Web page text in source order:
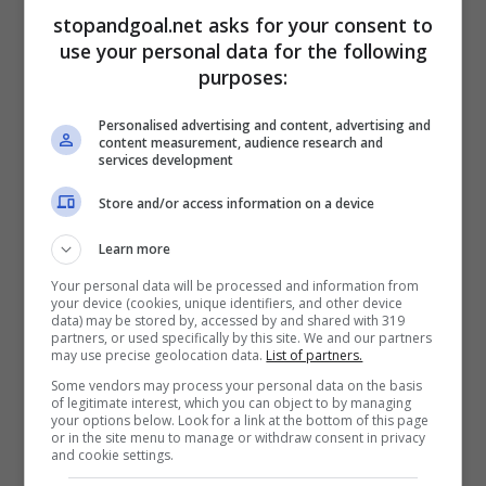
impegnato in una complicata trattativa per il
rinnovo del contratto in scadenza nel 2024. Le
parti, al momento, sono quanto mai distanti:
mentre il direttore generale Tiago Pinto
taglierebbe volentieri il suo stipendio da 3
ùIl tutto anche alla luce della fragilità fisica
dell’esterno (10 partite saltate per infortunio
nell’ultima annata).L’intesa, al momento, appare
lontana: ecco perché, in assenza di un nuovo
accordo, il rientro a Torino del folignate
potrebbe concretizzarsi davvero
stopandgoal.net asks for your consent to
use your personal data for the following
purposes:
Personalised advertising and content, advertising and
content measurement, audience research and
services development
Store and/or access information on a device
Learn more
Your personal data will be processed and information from
your device (cookies, unique identifiers, and other device
data) may be stored by, accessed by and shared with 319
partners, or used specifically by this site. We and our partners
may use precise geolocation data. List of partners.
Some vendors may process your personal data on the basis
of legitimate interest, which you can object to by managing
your options below. Look for a link at the bottom of this page
or in the site menu to manage or withdraw consent in privacy
and cookie settings.